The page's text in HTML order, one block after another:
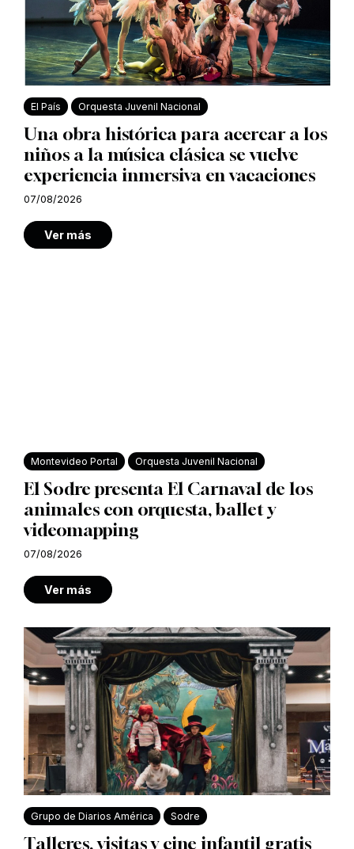
El País Orquesta Juvenil Nacional
Una obra histórica para acercar a los
niños a la música clásica se vuelve
experiencia inmersiva en vacaciones
07/08/2026
Ver más
Montevideo Portal Orquesta Juvenil Nacional
El Sodre presenta El Carnaval de los
animales con orquesta, ballet y
videomapping
07/08/2026
Ver más
Grupo de Diarios América Sodre
Talleres, visitas y cine infantil gratis